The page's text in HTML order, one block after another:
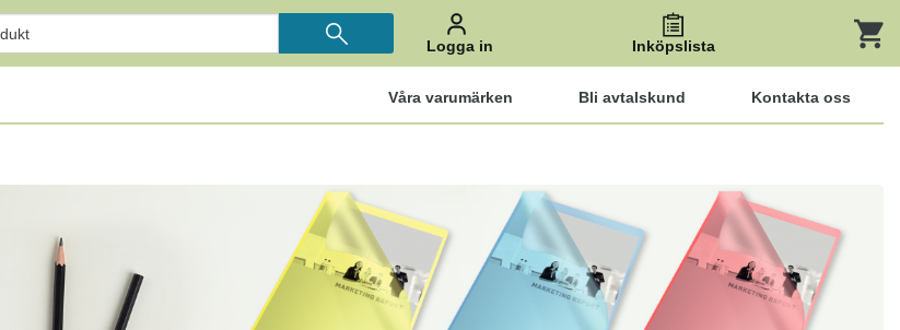
Logga in Inköpslista
Våra varumärken Bli avtalskund Kontakta oss